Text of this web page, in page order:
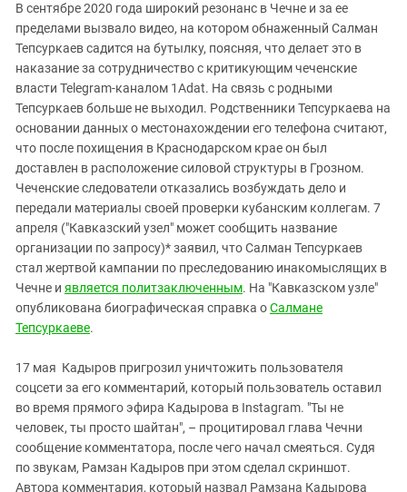
В сентябре 2020 года широкий резонанс в Чечне и за ее
пределами вызвало видео, на котором обнаженный Салман
Тепсуркаев садится на бутылку, поясняя, что делает это в
наказание за сотрудничество с критикующим чеченские
власти Telegram-каналом 1Аdat. На связь с родными
Тепсуркаев больше не выходил. Родственники Тепсуркаева на
основании данных о местонахождении его телефона считают,
что после похищения в Краснодарском крае он был
доставлен в расположение силовой структуры в Грозном.
Чеченские следователи отказались возбуждать дело и
передали материалы своей проверки кубанским коллегам. 7
апреля ("Кавказский узел" может сообщить название
организации по запросу)* заявил, что Салман Тепсуркаев
стал жертвой кампании по преследованию инакомыслящих в
Чечне и является политзаключенным. На "Кавказском узле"
опубликована биографическая справка оСалмане
Тепсуркаеве.
17 мая Кадыров пригрозил уничтожить пользователя
соцсети за его комментарий, который пользователь оставил
во время прямого эфира Кадырова в Instagram. "Ты не
человек, ты просто шайтан", – процитировал глава Чечни
сообщение комментатора, после чего начал смеяться. Судя
по звукам, Рамзан Кадыров при этом сделал скриншот.
Автора комментария, который назвал Рамзана Кадырова